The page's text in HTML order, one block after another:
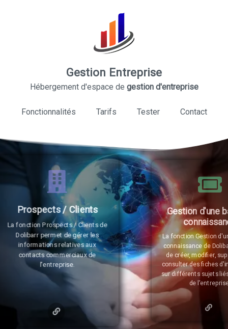
Gestion Entreprise
Hébergement d'espace de gestion d'entreprise
Fonctionnalités Tarifs Tester Contact
Gestion d'une base de
connaissance
La fonction Gestion d'une base de
connaissance de Dolibarr permet
de créer, modifier, supprimer et
consulter des fiches d'information
sur différents sujets liés à l'activité
de l'entreprise.